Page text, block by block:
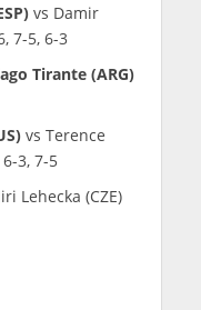
vs Damir
7-5, 6-3
Tirante (ARG)
vs Terence
3, 7-5
Lehecka (CZE)